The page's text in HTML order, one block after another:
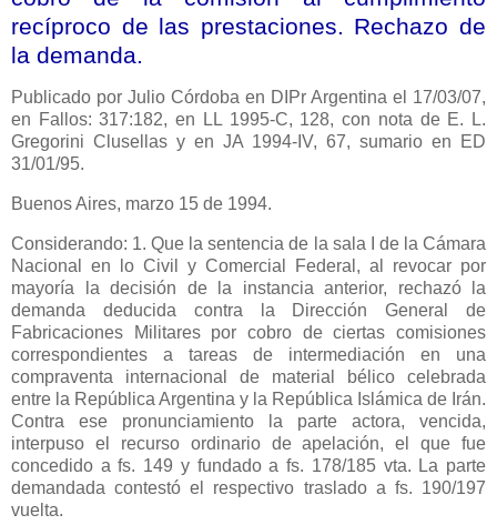
recíproco de las prestaciones. Rechazo de
la demanda.
Publicado por Julio Córdoba en DIPr Argentina el 17/03/07,
en Fallos: 317:182, en LL 1995-C, 128, con nota de E. L.
Gregorini Clusellas y en JA 1994-IV, 67, sumario en ED
31/01/95.
Buenos Aires, marzo 15 de 1994.
Considerando: 1. Que la sentencia de la sala I de la Cámara
Nacional
en lo Civil y Comercial Federal, al revocar por
mayoría la decisión de la instancia anterior, rechazó la
demanda deducida contra
la Dirección General
de
Fabricaciones Militares por cobro de ciertas comisiones
correspondientes a tareas de intermediación en una
compraventa internacional de material bélico celebrada
entre la República Argentina y la República Islámica de Irán.
Contra ese pronunciamiento la parte actora, vencida,
interpuso el recurso ordinario de apelación, el que fue
concedido a fs. 149 y fundado a fs. 178/185 vta. La parte
demandada contestó el respectivo traslado a fs. 190/197
vuelta.